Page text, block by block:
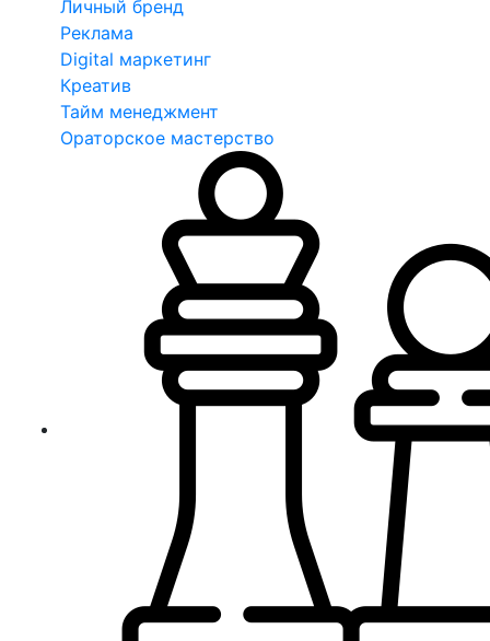
Личный бренд
Реклама
Digital маркетинг
Креатив
Тайм менеджмент
Ораторское мастерство